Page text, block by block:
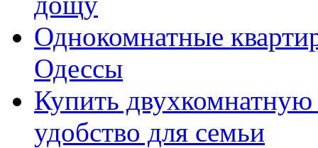
Однокомнатные
Одессы
Купить
удобство для семьи